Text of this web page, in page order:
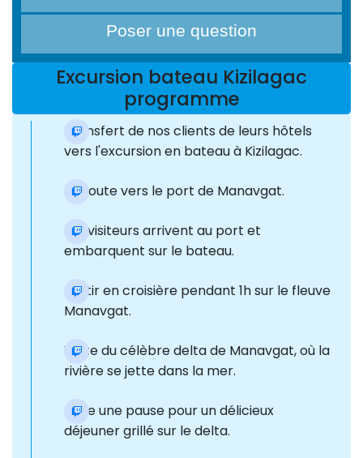
Poser une question
Excursion bateau Kizilagac
programme
Transfert de nos clients de leurs hôtels
vers l'excursion en bateau à Kizilagac.
En route vers le port de Manavgat.
Les visiteurs arrivent au port et
embarquent sur le bateau.
Partir en croisière pendant 1h sur le fleuve
Manavgat.
Visite du célèbre delta de Manavgat, où la
rivière se jette dans la mer.
Faire une pause pour un délicieux
déjeuner grillé sur le delta.